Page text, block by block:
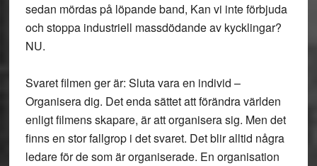
sedan mördas på löpande band, Kan vi inte förbjuda
och stoppa industriell massdödande av kycklingar?
NU.
Svaret filmen ger är: Sluta vara en individ –
Organisera dig. Det enda sättet att förändra världen
enligt filmens skapare, är att organisera sig. Men det
finns en stor fallgrop i det svaret. Det blir alltid några
ledare för de som är organiserade. En organisation